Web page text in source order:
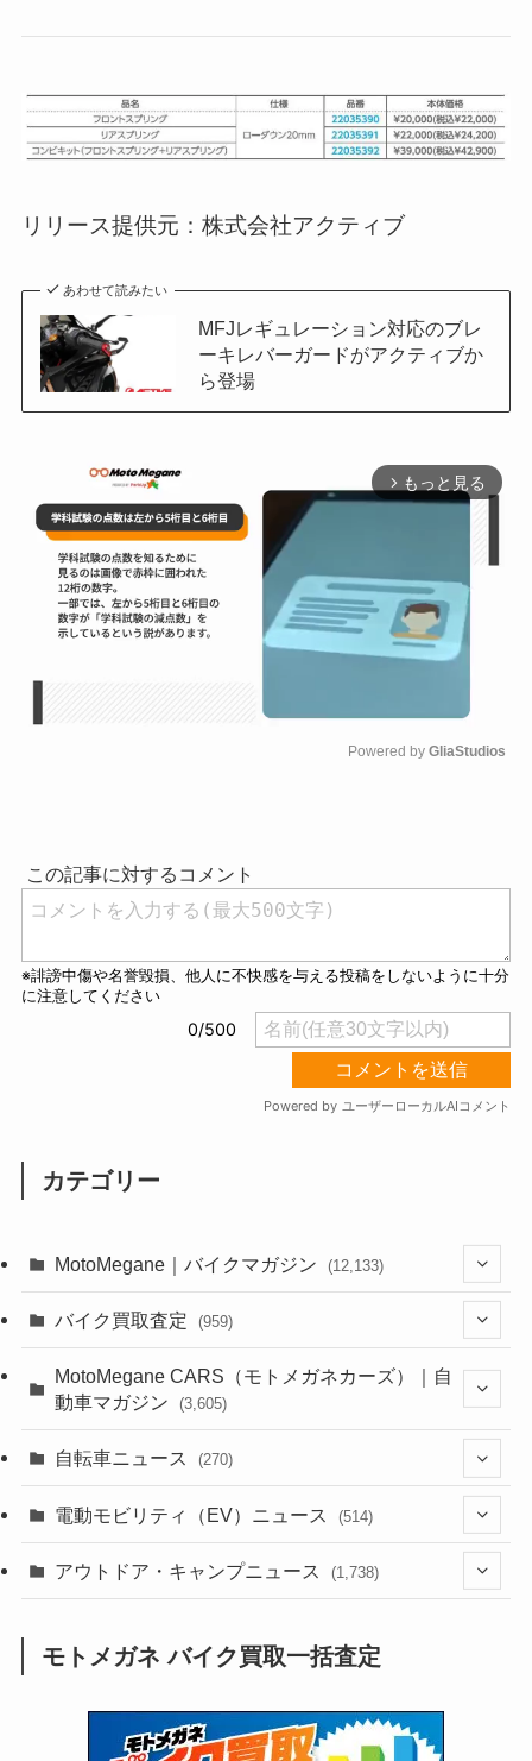
リリース提供元：株式会社アクティブ
あわせて読みたい
MFJレギュレーション対応のブレ
ーキレバーガードがアクティブか
ら登場
arrow_forward_ios もっと見る
Powered by GliaStudios
カテゴリー
MotoMegane｜バイクマガジン (12,133)
(44)
(638)
(118)
(60)
(31)
(51)
(252)
(38)
(24)
(16)
(249)
(64)
(16)
(306)
(6,956)
(2,473)
(249)
(1,226)
(12) (66)
(16)
(1,141)
(166)
バイク買取査定 (959)
(352)
MotoMegane CARS（モトメガネカーズ）｜自
動車マガジン
(3,605)
(185)
(137)
(73)
(2,744)
(126)
自転車ニュース (270)
(54)
(211)
電動モビリティ（EV）ニュース (514)
(132)
(171)
(118)
アウトドア・キャンプニュース (1,738)
(1,605)
モトメガネ バイク買取一括査定